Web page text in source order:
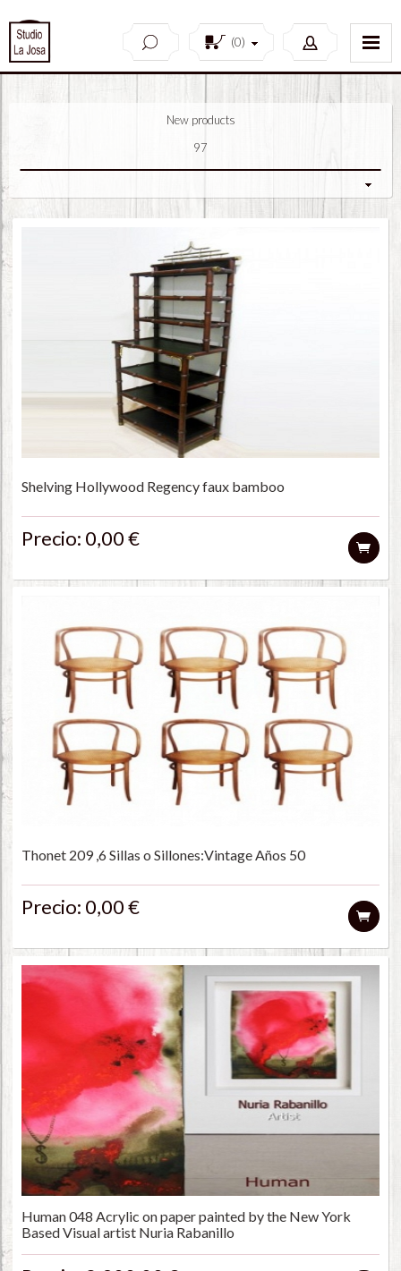
(0)
New products
97
Shelving Hollywood Regency faux bamboo
Precio: 0,00 €
Thonet 209 ,6 Sillas o Sillones:Vintage Años 50
Precio: 0,00 €
Human 048 Acrylic on paper painted by the New York
Based Visual artist Nuria Rabanillo